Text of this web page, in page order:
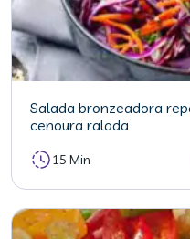
Salada bronzeadora
cenoura ralada
15 Min